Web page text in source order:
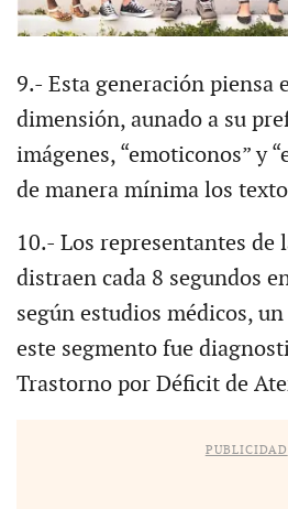
9.- Esta generación piensa
dimensión, aunado a su
imágenes, “emoticonos” y
de manera mínima los
10.- Los representantes de
distraen cada 8 segundos
según estudios médicos,
este segmento fue
Trastorno por Déficit de
PUBLICIDAD